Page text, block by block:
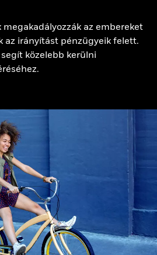
megakadályozzák az embereket
az irányítást pénzügyeik felett.
közelebb kerülni